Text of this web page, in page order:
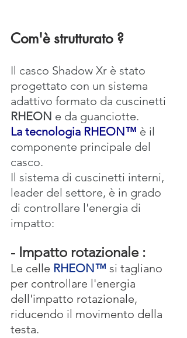
Com'è strutturato ?
Il casco Shadow Xr è stato
progettato con un sistema
adattivo formato da cuscinetti
RHEON e da guanciotte.
La tecnologia RHEON™ è il
componente principale del
casco.
Il sistema di cuscinetti interni,
leader del settore, è in grado
di controllare l'energia di
impatto:
- Impatto rotazionale :
Le celle RHEON™ si ​​tagliano
per controllare l'energia
dell'impatto rotazionale,
riducendo il movimento della
testa.